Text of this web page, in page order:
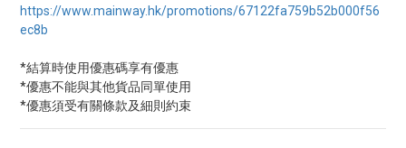
https://www.mainway.hk/promotions/67122fa759b52b000f56
ec8b
*結算時使用優惠碼享有優惠
*優惠不能與其他貨品同單使用
*優惠須受有關條款及細則約束